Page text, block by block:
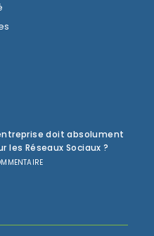
doit absolument
les Réseaux Sociaux ?